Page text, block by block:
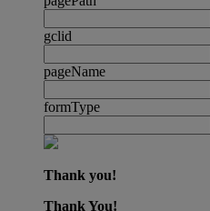
gclid
pageName
formType
Thank you!
Thank You!